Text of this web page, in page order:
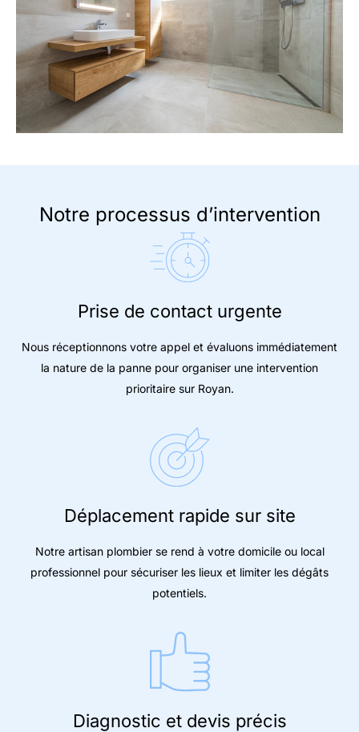
Notre processus d’intervention
Prise de contact urgente
Nous réceptionnons votre appel et évaluons immédiatement
la nature de la panne pour organiser une intervention
prioritaire sur Royan.
Déplacement rapide sur site
Notre artisan plombier se rend à votre domicile ou local
professionnel pour sécuriser les lieux et limiter les dégâts
potentiels.
Diagnostic et devis précis